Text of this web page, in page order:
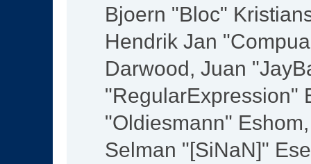
Bjoern "Bloc"
Hendrik Jan
Darwood, Juan
"RegularExpression"
"Oldiesmann"
Selman "[SiNaN]"